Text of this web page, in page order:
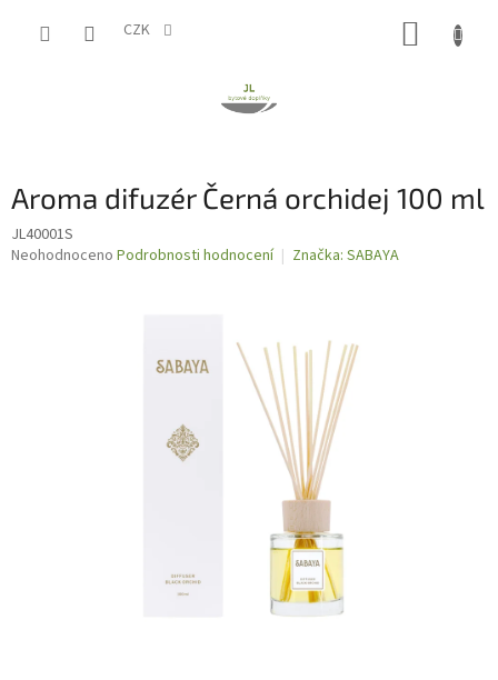
CZK
Aroma difuzér Černá orchidej 100 ml
JL40001S
Průměrné
Neohodnoceno Podrobnosti hodnocení Značka: SABAYA